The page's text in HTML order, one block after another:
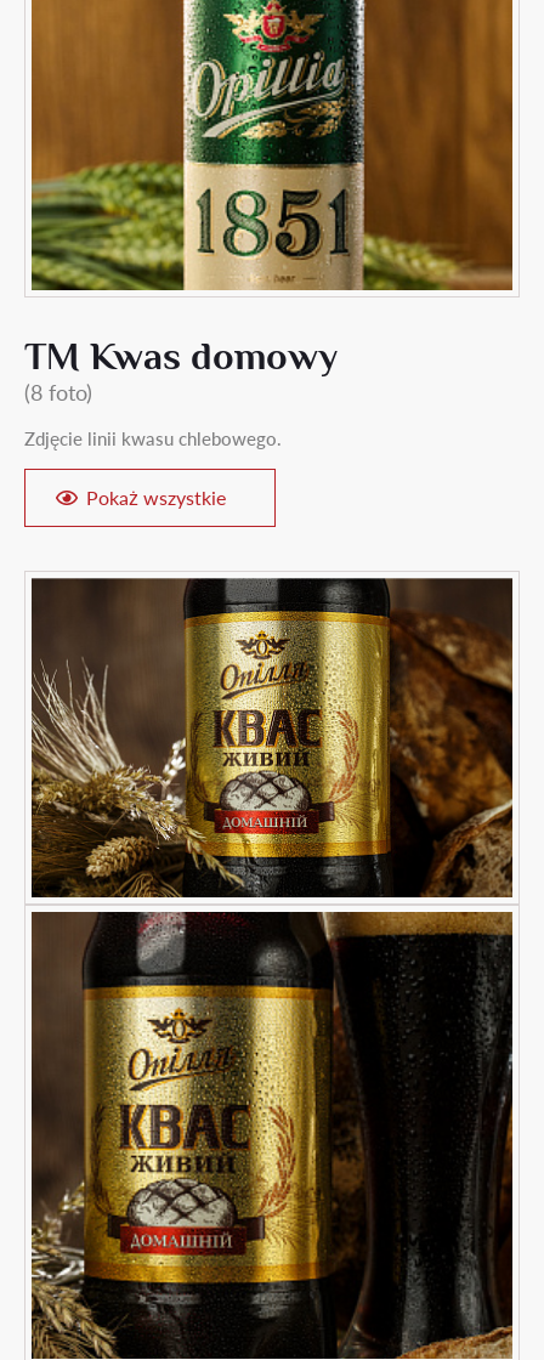
TM Kwas domowy
(8 foto)
Zdjęcie linii kwasu chlebowego.
Pokaż wszystkie